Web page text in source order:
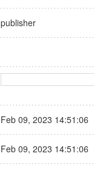
publisher
Feb 09, 2023 14:51:06
Feb 09, 2023 14:51:06